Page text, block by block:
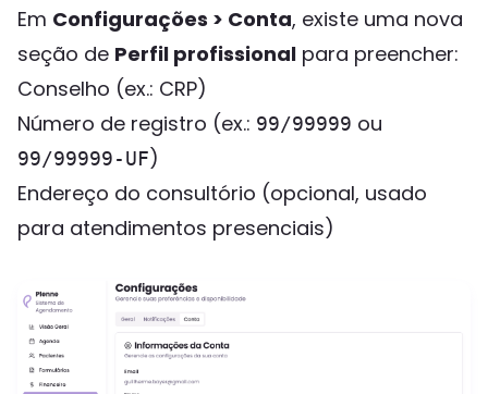
Em Configurações > Conta, existe uma nova
seção de Perfil profissional para preencher:
Conselho (ex.: CRP)
Número de registro (ex.: 99/99999 ou
99/99999-UF)
Endereço do consultório (opcional, usado
para atendimentos presenciais)